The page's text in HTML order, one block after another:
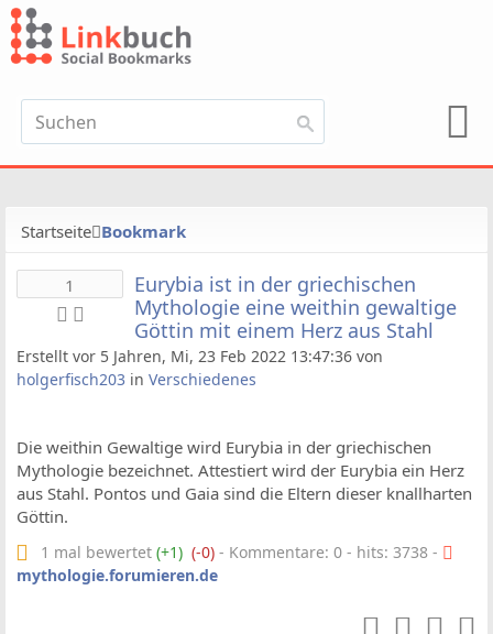
Startseite Bookmark
1
Eurybia ist in der griechischen
Mythologie eine weithin gewaltige
Göttin mit einem Herz aus Stahl
Erstellt vor 5 Jahren, Mi, 23 Feb 2022 13:47:36 von
holgerfisch203 in Verschiedenes
Die weithin Gewaltige wird Eurybia in der griechischen
Mythologie bezeichnet. Attestiert wird der Eurybia ein Herz
aus Stahl. Pontos und Gaia sind die Eltern dieser knallharten
Göttin.
1 mal bewertet (+1) (-0) - Kommentare: 0 - hits: 3738 -
mythologie.forumieren.de